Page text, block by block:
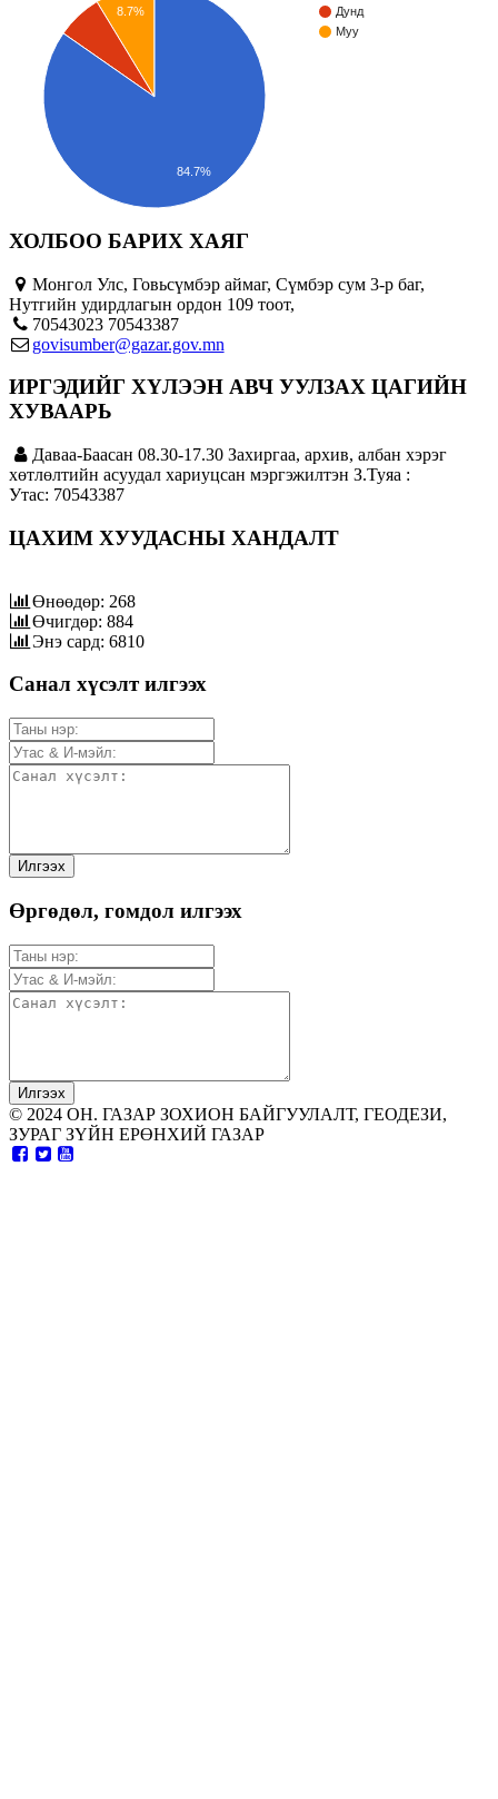
Дунд
Муу
8.7%
84.7%
ХОЛБОО БАРИХ ХАЯГ
Монгол Улс, Говьсүмбэр аймаг, Сүмбэр сум 3-р баг,
Нутгийн удирдлагын ордон 109 тоот,
70543023 70543387
govisumber@gazar.gov.mn
ИРГЭДИЙГ ХҮЛЭЭН АВЧ УУЛЗАХ ЦАГИЙН
ХУВААРЬ
Даваа-Баасан 08.30-17.30 Захиргаа, архив, албан хэрэг
хөтлөлтийн асуудал хариуцсан мэргэжилтэн З.Туяа :
Утас: 70543387
ЦАХИМ ХУУДАСНЫ ХАНДАЛТ
Өнөөдөр: 268
Өчигдөр: 884
Энэ сард: 6810
Санал хүсэлт илгээх
Өргөдөл, гомдол илгээх
© 2024 ОН. ГАЗАР ЗОХИОН БАЙГУУЛАЛТ, ГЕОДЕЗИ,
ЗУРАГ ЗҮЙН ЕРӨНХИЙ ГАЗАР